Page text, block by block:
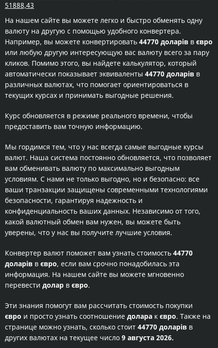
51888,43
На нашем сайте вы можете легко и быстро обменять одну
валюту на другую с помощью удобного конвертера.
Например, вы можете конвертировать 44770 доларів в євро
или любую другую интересующую вас валюту всего за пару
кликов. Помимо этого, вы найдете калькулятор, который
автоматически показывает эквиваленты 44770 доларів в
различных валютах, что помогает ориентироваться в
текущих курсах и принимать выгодные решения.
Курс обновляется в режиме реального времени, чтобы
предоставить вам точную информацию.
Мы гордимся тем, что у нас всегда самые выгодные курсы
валют. Наша система постоянно обновляется, что позволяет
вам обменивать валюту по максимально выгодным
условиям. С нами не только выгодно, но и безопасно: все
ваши транзакции защищены современными технологиями
безопасности, гарантируя надежность и
конфиденциальность ваших данных. Независимо от того,
какой валютный обмен вам нужен, вы можете быть
уверены, что у нас вы получите лучшие условия.
Конвертер валют поможет вам узнать стоимость 44770
доларів в євро, если вам срочно понадобилась эта
информация. На нашем сайте вы можете мгновенно
перевести долар в євро.
Эти знания помогут вам рассчитать стоимость покупки
євро и просто узнать соотношение долара к євро. Также на
странице можно узнать, сколько стоит 44770 доларів в
других валютах на текущее число 9 августа 2026.